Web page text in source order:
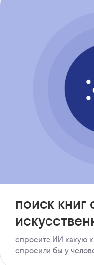
поиск
спросите ИИ какую
спросили бы у